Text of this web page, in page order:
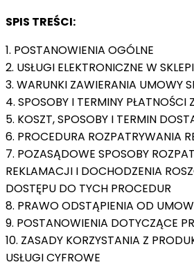
SPIS TREŚCI:
1. POSTANOWIENIA OGÓLNE
2. USŁUGI ELEKTRONICZNE W
3. WARUNKI ZAWIERANIA UMOWY
4. SPOSOBY I TERMINY PŁATNOŚCI
5. KOSZT, SPOSOBY I TERMIN
6. PROCEDURA ROZPATRYWANIA
7. POZASĄDOWE SPOSOBY
REKLAMACJI I DOCHODZENIA
DOSTĘPU DO TYCH PROCEDUR
8. PRAWO ODSTĄPIENIA OD
9. POSTANOWIENIA DOTYCZĄCE
10. ZASADY KORZYSTANIA Z
USŁUGI CYFROWE